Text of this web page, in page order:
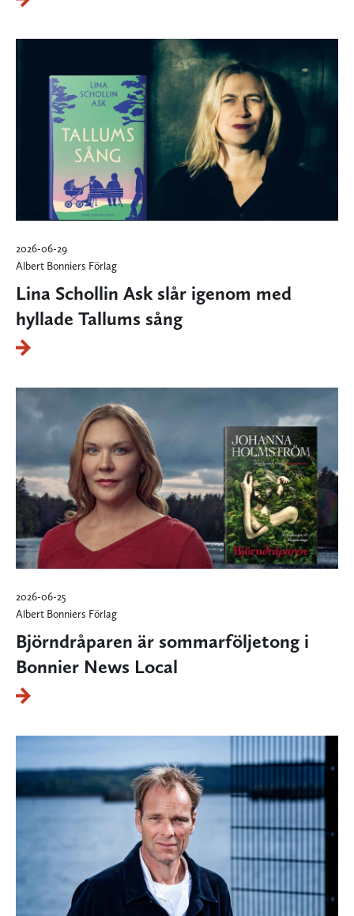
2026-06-29
Albert Bonniers Förlag
Lina Schollin Ask slår igenom med
hyllade Tallums sång
2026-06-25
Albert Bonniers Förlag
Björndråparen är sommarföljetong i
Bonnier News Local